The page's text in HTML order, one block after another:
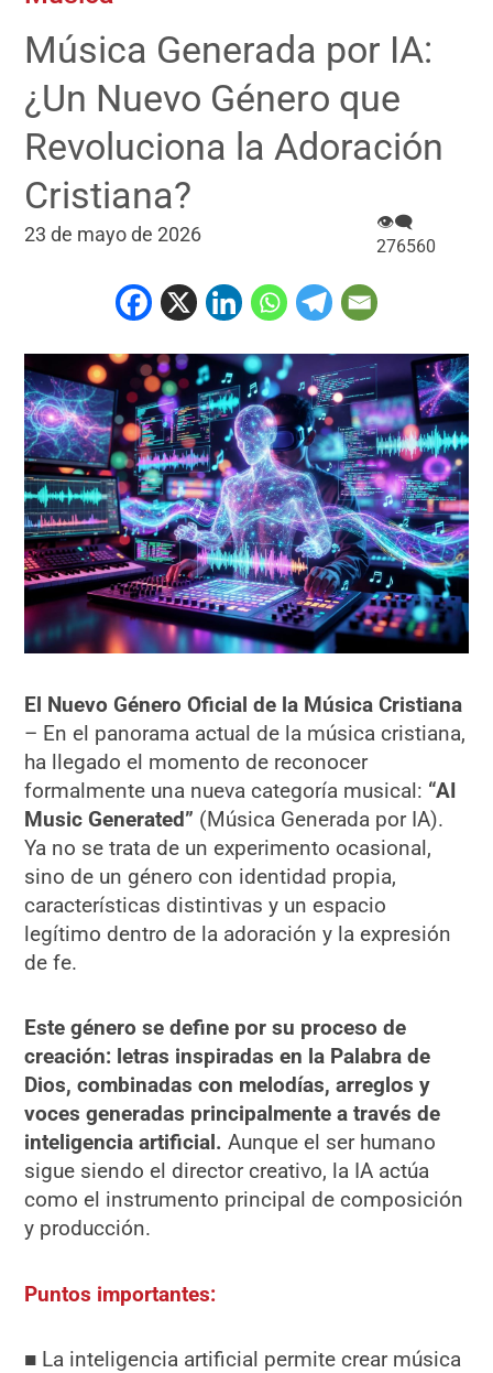
Música Generada por IA:
¿Un Nuevo Género que
Revoluciona la Adoración
Cristiana?
23 de mayo de 2026
👁‍🗨
276560
El Nuevo Género Oficial de la Música Cristiana
– En el panorama actual de la música cristiana,
ha llegado el momento de reconocer
formalmente una nueva categoría musical: “AI
Music Generated” (Música Generada por IA).
Ya no se trata de un experimento ocasional,
sino de un género con identidad propia,
características distintivas y un espacio
legítimo dentro de la adoración y la expresión
de fe.
Este género se define por su proceso de
creación: letras inspiradas en la Palabra de
Dios, combinadas con melodías, arreglos y
voces generadas principalmente a través de
inteligencia artificial.Aunque el ser humano
sigue siendo el director creativo, la IA actúa
como el instrumento principal de composición
y producción.
Puntos importantes:
■ La inteligencia artificial permite crear música